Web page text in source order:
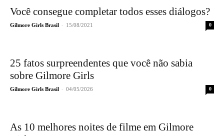
Você consegue completar todos esses diálogos?
Gilmore Girls Brasil - 15/08/2021 0
25 fatos surpreendentes que você não sabia
sobre Gilmore Girls
Gilmore Girls Brasil - 04/05/2026 0
As 10 melhores noites de filme em Gilmore